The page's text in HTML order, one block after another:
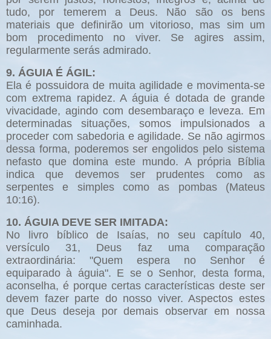
tudo, por temerem a Deus. Não são os bens
materiais que definirão um vitorioso, mas sim um
bom procedimento no viver. Se agires assim,
regularmente serás admirado.
9. ÁGUIA É ÁGIL:
Ela é possuidora de muita agilidade e movimenta-se
com extrema rapidez. A águia é dotada de grande
vivacidade, agindo com desembaraço e leveza. Em
determinadas situações, somos impulsionados a
proceder com sabedoria e agilidade. Se não agirmos
dessa forma, poderemos ser engolidos pelo sistema
nefasto que domina este mundo. A própria Bíblia
indica que devemos ser prudentes como as
serpentes e simples como as pombas (Mateus
10:16).
10. ÁGUIA DEVE SER IMITADA:
No livro bíblico de Isaías, no seu capítulo 40,
versículo 31, Deus faz uma comparação
extraordinária: "Quem espera no Senhor é
equiparado à águia". E se o Senhor, desta forma,
aconselha, é porque certas características deste ser
devem fazer parte do nosso viver. Aspectos estes
que Deus deseja por demais observar em nossa
caminhada.